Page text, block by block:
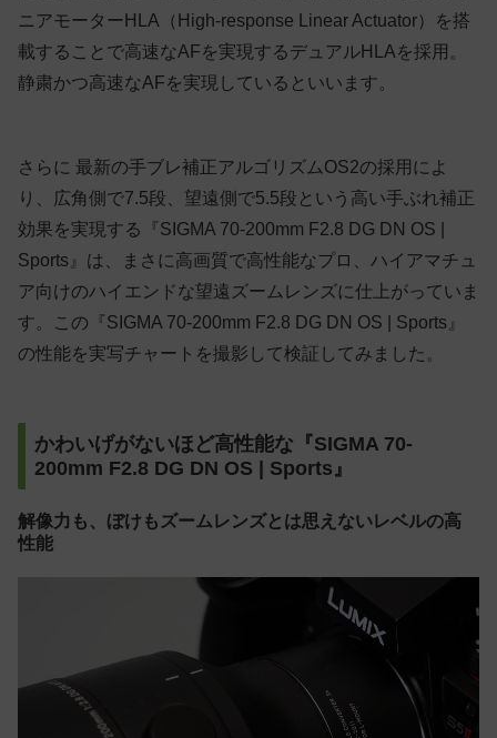
ニアモーターHLA（High-response Linear Actuator）を搭
載することで高速なAFを実現するデュアルHLAを採用。
静粛かつ高速なAFを実現しているといいます。
さらに 最新の手ブレ補正アルゴリズムOS2の採用によ
り、広角側で7.5段、望遠側で5.5段という高い手ぶれ補正
効果を実現する『SIGMA 70-200mm F2.8 DG DN OS |
Sports』は、まさに高画質で高性能なプロ、ハイアマチュ
ア向けのハイエンドな望遠ズームレンズに仕上がっていま
す。この『SIGMA 70-200mm F2.8 DG DN OS | Sports』
の性能を実写チャートを撮影して検証してみました。
かわいげがないほど高性能な『SIGMA 70-
200mm F2.8 DG DN OS | Sports』
解像力も、ぼけもズームレンズとは思えないレベルの高
性能